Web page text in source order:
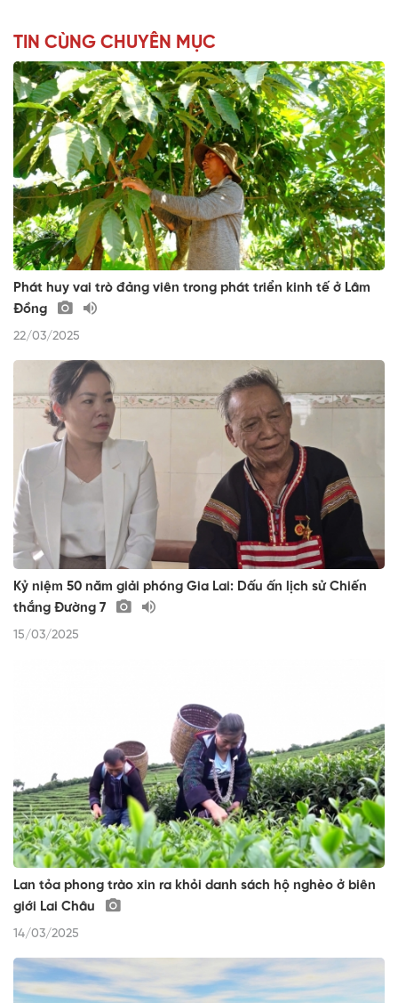
TIN CÙNG CHUYÊN MỤC
Phát huy vai trò đảng viên trong phát triển kinh tế ở Lâm
Đồng
22/03/2025
Kỷ niệm 50 năm giải phóng Gia Lai: Dấu ấn lịch sử Chiến
thắng Đường 7
15/03/2025
Lan tỏa phong trào xin ra khỏi danh sách hộ nghèo ở biên
giới Lai Châu
14/03/2025